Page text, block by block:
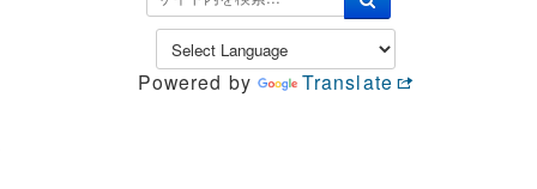
索
.
Powered by Translate